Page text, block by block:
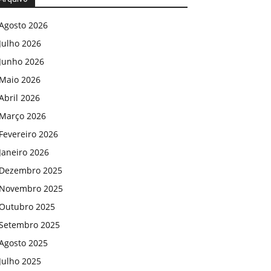
2026
2026
2026
2026
2026
2026
2026
2026
2025
2025
2025
2025
2025
2025